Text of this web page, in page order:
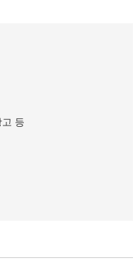
등